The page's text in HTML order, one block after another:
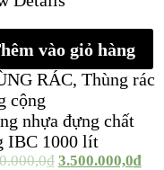
vào giỏ hàng
RÁC, Thùng rác
cộng
nhựa đựng chất
IBC 1000 lít
₫ 3.500.000,0₫